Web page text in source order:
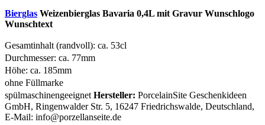
Bierglas Weizenbierglas Bavaria 0,4L mit Gravur Wunschlogo
Wunschtext
Gesamtinhalt (randvoll): ca. 53cl
Durchmesser: ca. 77mm
Höhe: ca. 185mm
ohne Füllmarke
spülmaschinengeeignet Hersteller: PorcelainSite Geschenkideen
GmbH, Ringenwalder Str. 5, 16247 Friedrichswalde, Deutschland,
E-Mail: info@porzellanseite.de